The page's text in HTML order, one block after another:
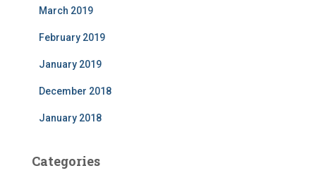
March 2019
February 2019
January 2019
December 2018
January 2018
Categories